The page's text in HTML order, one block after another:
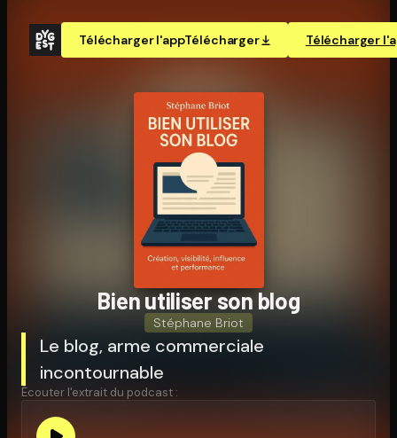
Télécharger l'appTélécharger Télécharger
Bien utiliser son blog
Stéphane Briot
Le blog, arme commerciale
incontournable
Écouter l'extrait du podcast :